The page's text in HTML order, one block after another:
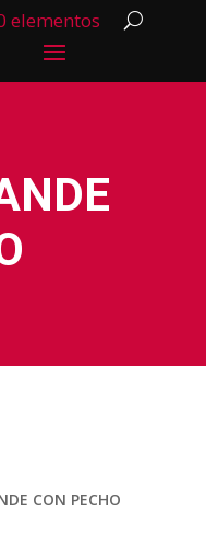
elementos
CON PECHO